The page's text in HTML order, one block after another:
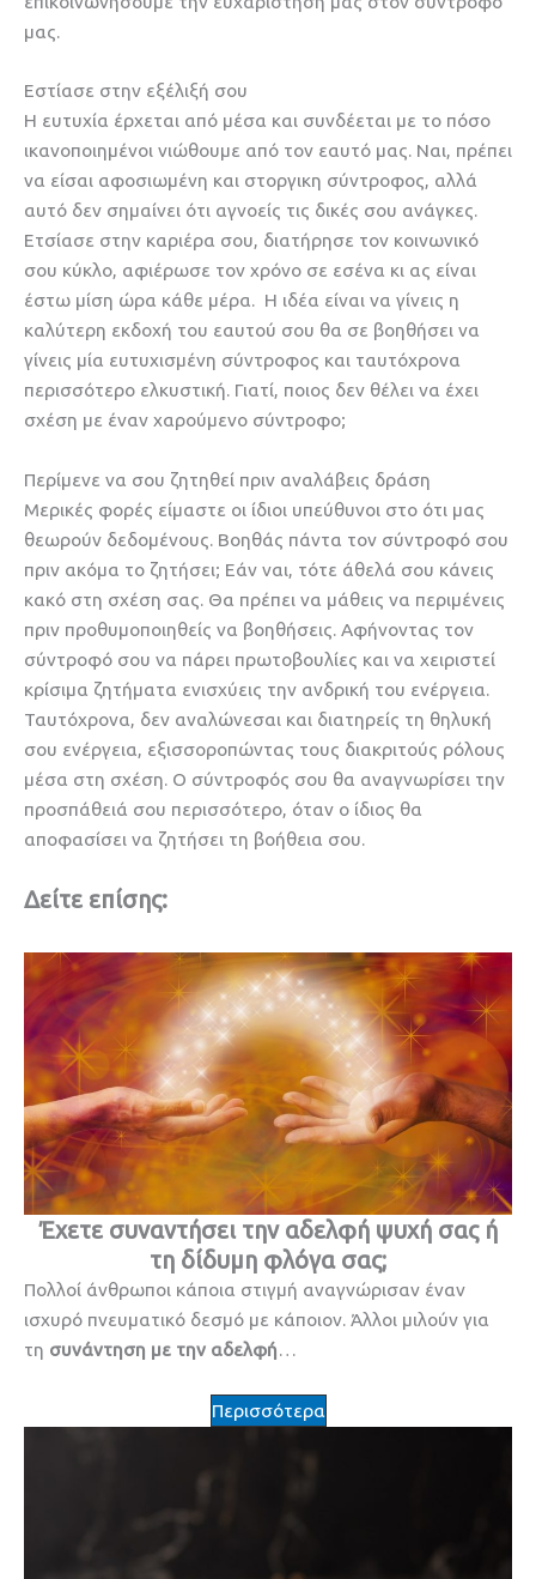
μας.
Εστίασε στην εξέλιξή σου
Η ευτυχία έρχεται από μέσα και συνδέεται με το πόσο
ικανοποιημένοι νιώθουμε από τον εαυτό μας. Ναι, πρέπει
να είσαι αφοσιωμένη και στοργικη σύντροφος, αλλά
αυτό δεν σημαίνει ότι αγνοείς τις δικές σου ανάγκες.
Ετσίασε στην καριέρα σου, διατήρησε τον κοινωνικό
σου κύκλο, αφιέρωσε τον χρόνο σε εσένα κι ας είναι
έστω μίση ώρα κάθε μέρα. Η ιδέα είναι να γίνεις η
καλύτερη εκδοχή του εαυτού σου θα σε βοηθήσει να
γίνεις μία ευτυχισμένη σύντροφος και ταυτόχρονα
περισσότερο ελκυστική. Γιατί, ποιος δεν θέλει να έχει
σχέση με έναν χαρούμενο σύντροφο;
Περίμενε να σου ζητηθεί πριν αναλάβεις δράση
Μερικές φορές είμαστε οι ίδιοι υπεύθυνοι στο ότι μας
θεωρούν δεδομένους. Βοηθάς πάντα τον σύντροφό σου
πριν ακόμα το ζητήσει; Εάν ναι, τότε άθελά σου κάνεις
κακό στη σχέση σας. Θα πρέπει να μάθεις να περιμένεις
πριν προθυμοποιηθείς να βοηθήσεις. Αφήνοντας τον
σύντροφό σου να πάρει πρωτοβουλίες και να χειριστεί
κρίσιμα ζητήματα ενισχύεις την ανδρική του ενέργεια.
Ταυτόχρονα, δεν αναλώνεσαι και διατηρείς τη θηλυκή
σου ενέργεια, εξισσοροπώντας τους διακριτούς ρόλους
μέσα στη σχέση. Ο σύντροφός σου θα αναγνωρίσει την
προσπάθειά σου περισσότερο, όταν ο ίδιος θα
αποφασίσει να ζητήσει τη βοήθεια σου.
Δείτε επίσης:
Έχετε συναντήσει την αδελφή ψυχή σας ή
τη δίδυμη φλόγα σας;
Πολλοί άνθρωποι κάποια στιγμή αναγνώρισαν έναν
ισχυρό πνευματικό δεσμό με κάποιον. Άλλοι μιλούν για
τη συνάντηση με την αδελφή…
Περισσότερα